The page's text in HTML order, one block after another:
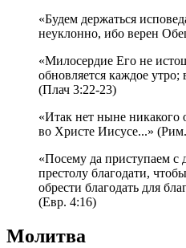
«Будем держаться
неуклонно, ибо верен
«Милосердие Его не
обновляется каждое утро;
(Плач 3:22-23)
«Итак нет ныне никакого
во Христе Иисусе...»
«Посему да приступаем с
престолу благодати,
обрести благодать для
(Евр. 4:16)
Молитва